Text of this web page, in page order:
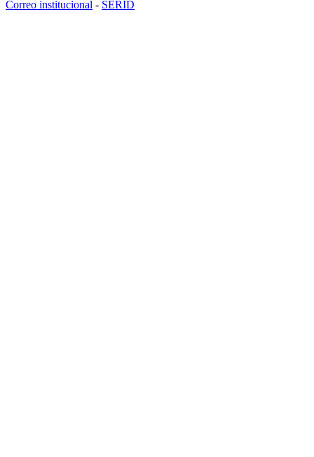
Correo institucional - SERID